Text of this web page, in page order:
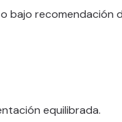
bajo recomendación
equilibrada.